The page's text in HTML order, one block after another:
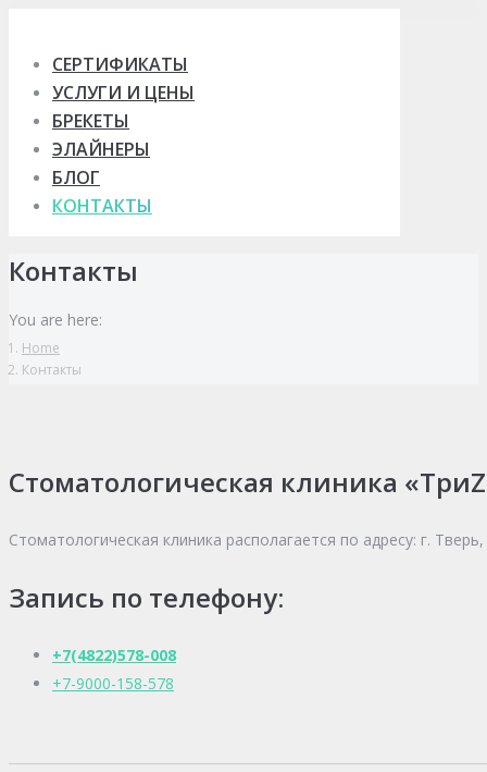
content
СЕРТИФИКАТЫ
УСЛУГИ И ЦЕНЫ
БРЕКЕТЫ
ЭЛАЙНЕРЫ
БЛОГ
КОНТАКТЫ
Контакты
You are here:
Home
Контакты
Стоматологическая клиника
Стоматологическая клиника располагается по адресу: г.
Запись по телефону:
+7(4822)578-008
+7-9000-158-578